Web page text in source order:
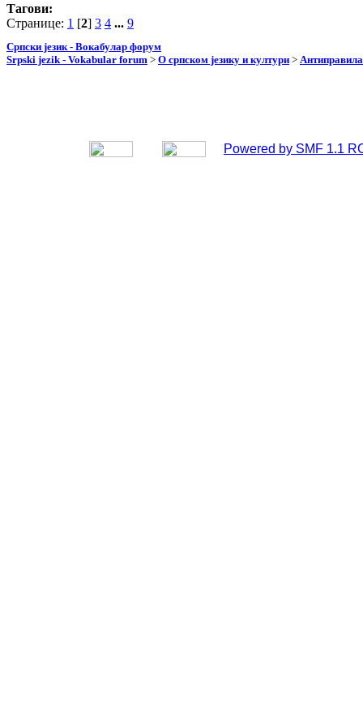
Тагови:
Странице: 1 [2] 3 4 ... 9
Српски језик - Вокабулар форум
Srpski jezik - Vokabular forum > О српском језику и култури > Антиправила
Powered by SMF 1.1